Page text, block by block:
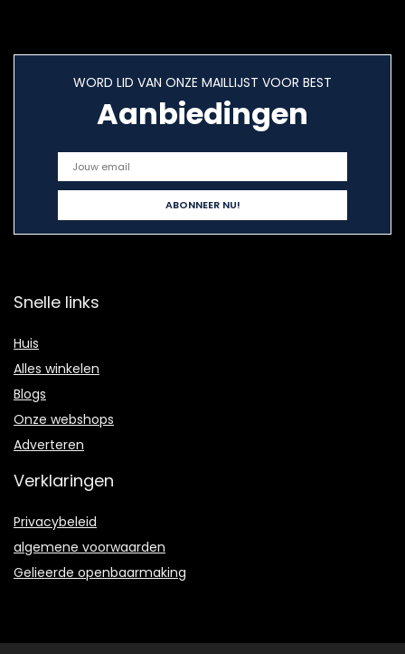
WORD LID VAN ONZE MAILLIJST VOOR BEST
Aanbiedingen
Snelle links
Huis
Alles winkelen
Blogs
Onze webshops
Adverteren
Verklaringen
Privacybeleid
algemene voorwaarden
Gelieerde openbaarmaking